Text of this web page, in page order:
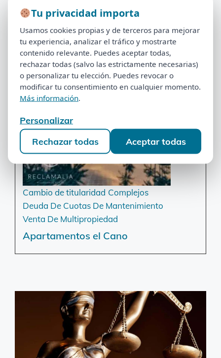
Abogado Multipropiedad
Cambio de titularidad
Complejos
Deuda De Cuotas De Mantenimiento
Venta De Multipropiedad
Las Terrazas de Cala Codolar (Ibiza):
Cancelar Multipropiedad
Cambio de titularidad Complejos
Deuda De Cuotas De Mantenimiento
Venta De Multipropiedad
Apartamentos el Cano
Tu privacidad importa
Usamos cookies propias y de terceros para mejorar
tu experiencia, analizar el tráfico y mostrarte
contenido relevante. Puedes aceptar todas,
rechazar todas (salvo las estrictamente necesarias)
o personalizar tu elección. Puedes revocar o
modificar tu consentimiento en cualquier momento.
Más información.
Personalizar
Rechazar todas
Aceptar todas
Tu privacidad importa
Usamos cookies propias y de terceros para mejorar
tu experiencia, analizar el tráfico y mostrarte
contenido relevante. Puedes aceptar todas,
rechazar todas (salvo las estrictamente necesarias)
o personalizar tu elección. Puedes revocar o
modificar tu consentimiento en cualquier momento.
Más información
Personalizar
Rechazar todas Aceptar todas